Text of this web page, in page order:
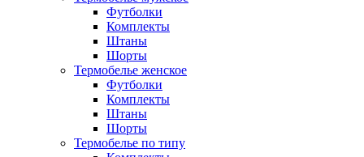
Футболки
Комплекты
Штаны
Шорты
Термобелье женское
Футболки
Комплекты
Штаны
Шорты
Термобелье по типу